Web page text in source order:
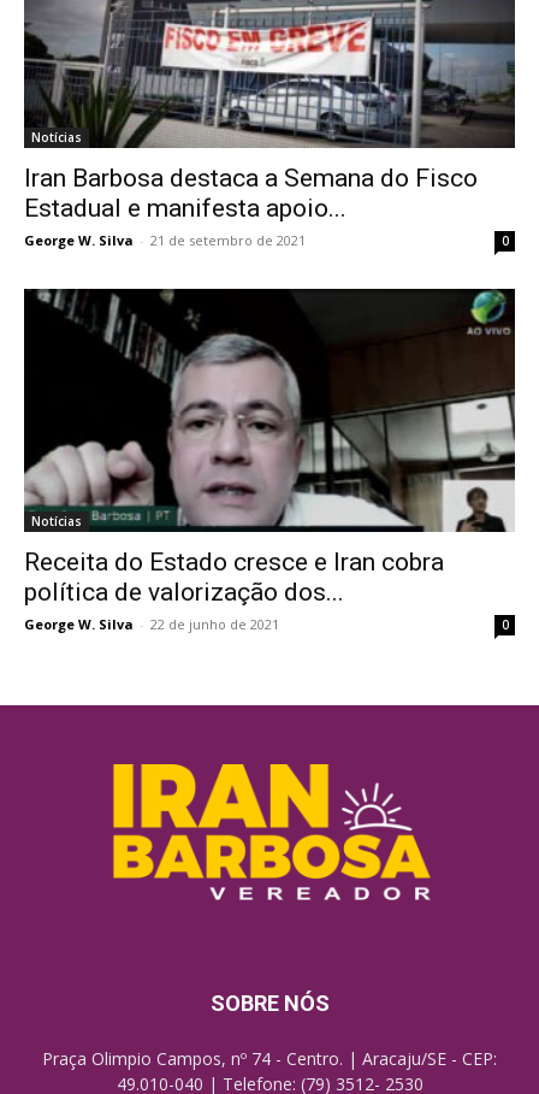
Notícias
Iran Barbosa destaca a Semana do Fisco
Estadual e manifesta apoio...
George W. Silva - 21 de setembro de 2021 0
Notícias
Receita do Estado cresce e Iran cobra
política de valorização dos...
George W. Silva - 22 de junho de 2021 0
SOBRE NÓS
Praça Olimpio Campos, nº 74 - Centro. | Aracaju/SE - CEP:
49.010-040 | Telefone: (79) 3512- 2530